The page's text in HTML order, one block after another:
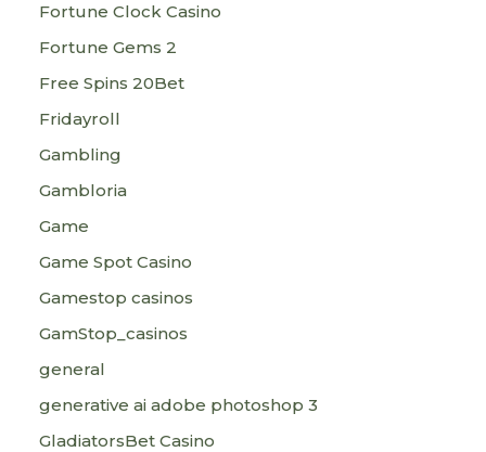
Fortune Clock Casino
Fortune Gems 2
Free Spins 20Bet
Fridayroll
Gambling
Gambloria
Game
Game Spot Casino
Gamestop casinos
GamStop_casinos
general
generative ai adobe photoshop 3
GladiatorsBet Casino